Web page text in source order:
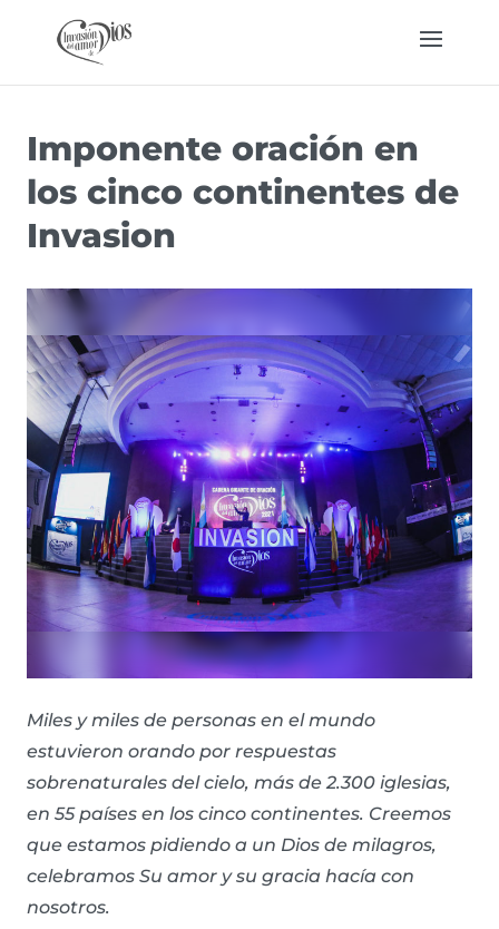
Imponente oración en
los cinco continentes de
Invasion
Miles y miles de personas en el mundo
estuvieron orando por respuestas
sobrenaturales del cielo, más de 2.300 iglesias,
en 55 países en los cinco continentes. Creemos
que estamos pidiendo a un Dios de milagros,
celebramos Su amor y su gracia hacía con
nosotros.